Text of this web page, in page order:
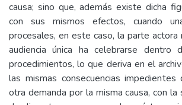
causa; sino que, además existe dicha
con sus mismos efectos, cuando
procesales, en este caso, la parte actora
audiencia única ha celebrarse
procedimientos, lo que deriva en el
las mismas consecuencias impedientes
otra demanda por la misma causa, con